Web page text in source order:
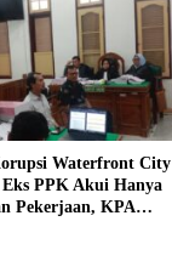
Waterfront City
PPK Akui Hanya
Pekerjaan, KPA